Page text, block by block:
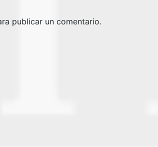
publicar un comentario.